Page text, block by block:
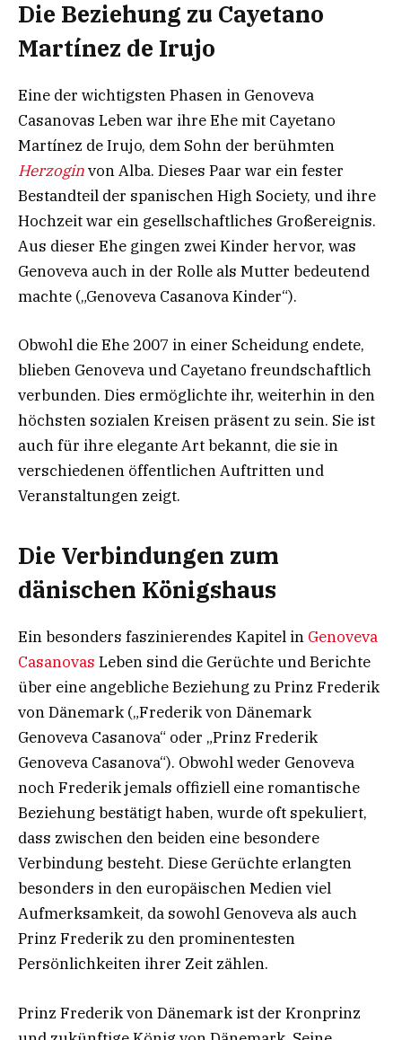
Die Beziehung zu Cayetano
Martínez de Irujo
Eine der wichtigsten Phasen in Genoveva
Casanovas Leben war ihre Ehe mit Cayetano
Martínez de Irujo, dem Sohn der berühmten
Herzoginvon Alba. Dieses Paar war ein fester
Bestandteil der spanischen High Society, und ihre
Hochzeit war ein gesellschaftliches Großereignis.
Aus dieser Ehe gingen zwei Kinder hervor, was
Genoveva auch in der Rolle als Mutter bedeutend
machte („Genoveva Casanova Kinder“).
Obwohl die Ehe 2007 in einer Scheidung endete,
blieben Genoveva und Cayetano freundschaftlich
verbunden. Dies ermöglichte ihr, weiterhin in den
höchsten sozialen Kreisen präsent zu sein. Sie ist
auch für ihre elegante Art bekannt, die sie in
verschiedenen öffentlichen Auftritten und
Veranstaltungen zeigt.
Die Verbindungen zum
dänischen Königshaus
Ein besonders faszinierendes Kapitel in Genoveva
Casanovas Leben sind die Gerüchte und Berichte
über eine angebliche Beziehung zu Prinz Frederik
von Dänemark („Frederik von Dänemark
Genoveva Casanova“ oder „Prinz Frederik
Genoveva Casanova“). Obwohl weder Genoveva
noch Frederik jemals offiziell eine romantische
Beziehung bestätigt haben, wurde oft spekuliert,
dass zwischen den beiden eine besondere
Verbindung besteht. Diese Gerüchte erlangten
besonders in den europäischen Medien viel
Aufmerksamkeit, da sowohl Genoveva als auch
Prinz Frederik zu den prominentesten
Persönlichkeiten ihrer Zeit zählen.
Prinz Frederik von Dänemark ist der Kronprinz